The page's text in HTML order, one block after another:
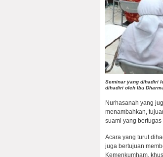
Seminar yang dihadiri
dihadiri oleh Ibu
Nurhasanah yang
menambahkan,
suami yang
Acara yang turut
juga bertujuan
Kemenkumham,